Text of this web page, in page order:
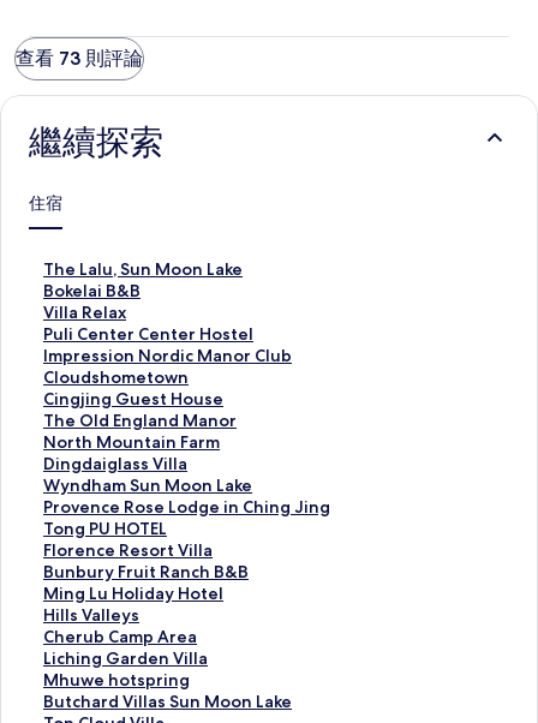
查看 73 則評論
繼續探索
住宿
The Lalu, Sun Moon Lake
T
h
e
L
a
l
u
,
S
u
n
M
o
o
n
L
a
k
e
的
連
Bokelai B&B
B
o
k
e
l
a
i
B
&
B
的
連
結
Villa Relax
V
i
l
l
a
R
e
l
a
x
的
連
結
Puli Center Center Hostel
P
u
l
i
C
e
n
t
e
r
C
e
n
t
e
r
H
o
Impression Nordic Manor Club
I
m
p
r
e
s
s
i
o
n
N
o
r
d
i
c
M
Cloudshometown
C
l
o
u
d
s
h
o
m
e
t
o
w
n
的
連
Cingjing Guest House
C
i
n
g
j
i
n
g
G
u
e
s
t
H
o
The Old England Manor
T
h
e
O
l
d
E
n
g
l
a
n
d
M
North Mountain Farm
N
o
r
t
h
M
o
u
n
t
a
i
n
Dingdaiglass Villa
D
i
n
g
d
a
i
g
l
a
s
s
Wyndham Sun Moon Lake
W
y
n
d
h
a
m
S
u
n
M
Provence Rose Lodge in Ching Jing
P
r
o
v
e
n
c
e
R
o
Tong PU HOTEL
T
o
n
g
P
U
H
O
T
Florence Resort Villa
F
l
o
r
e
n
c
e
Bunbury Fruit Ranch B&B
B
u
n
b
u
r
y
Ming Lu Holiday Hotel
M
i
n
g
L
u
Hills Valleys
H
i
l
l
s
Cherub Camp Area
C
h
e
r
Liching Garden Villa
L
i
c
Mhuwe hotspring
M
h
Butchard Villas Sun Moon Lake
B